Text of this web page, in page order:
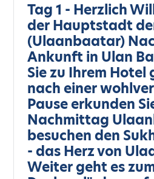
Tag 1 - Herzlich
der Hauptstadt
(Ulaanbaatar)
Ankunft in Ulan
Sie zu Ihrem
nach einer
Pause erkunden
Nachmittag
besuchen den
- das Herz von
Weiter geht es